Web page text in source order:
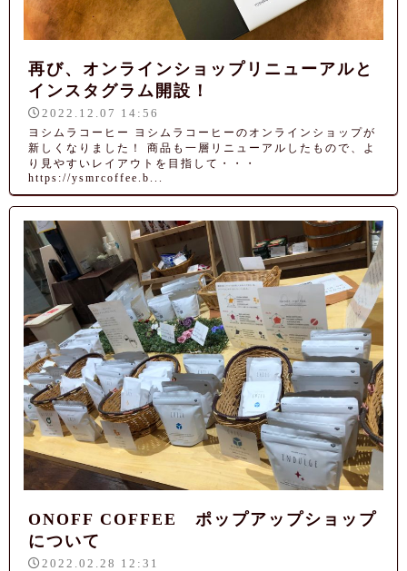
再び、オンラインショップリニューアルと
インスタグラム開設！
2022.12.07 14:56
ヨシムラコーヒー ヨシムラコーヒーのオンラインショップが
新しくなりました！ 商品も一層リニューアルしたもので、よ
り見やすいレイアウトを目指して・・・
https://ysmrcoffee.b...
ONOFF COFFEE ポップアップショップ
について
2022.02.28 12:31